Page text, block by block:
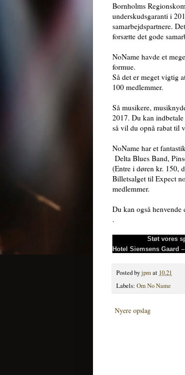
Bornholms
underskudsgaranti i
samarbejdspartnere.
forsætte det gode
NoName havde et
formue.
Så det er meget vigtig
100 medlemmer.
Så musikere,
2017. Du kan
så vil du opnå rabat til
NoName har et
Delta Blues Band,
(Entre i døren kr. 150,
Billetsalget til Expect
medlemmer.
Du kan også
.
Støt vores
Hotel Siemsens Gaard
Posted byjpmat 10.21
Labels: Om No Name
Nyere opslag